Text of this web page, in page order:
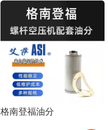
格南登福油分